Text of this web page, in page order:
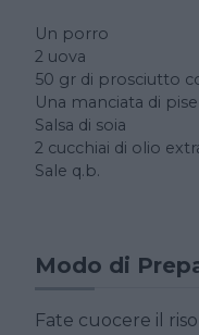
Un porro
2 uova
50 gr di prosciutto
Una manciata di
Salsa di soia
2 cucchiai di olio
Sale q.b.
Modo di
Fate cuocere il